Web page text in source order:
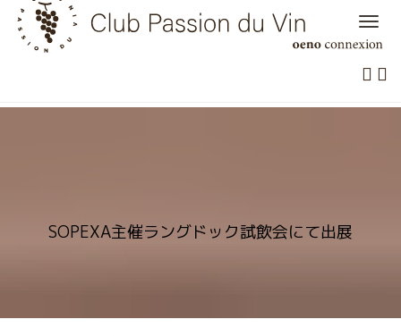
Skip
content
SOPEXA主催ラングドック試飲会にて出展